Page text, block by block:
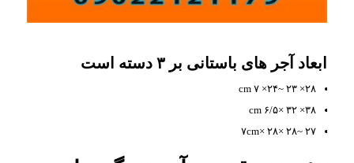
ابعاد آجر های باستانی بر ۳ دسته است
۲۸× ۲۳ ~۲۴× ۷ cm
۳۸× ۳۲ ×۶/۵ cm
۲۷ ~۲۸ ×۲۸ ×۷cm